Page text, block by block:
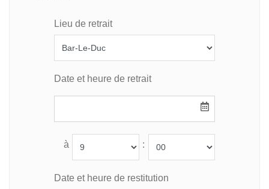
Lieu de retrait
Date et heure de retrait
à :
Date et heure de restitution